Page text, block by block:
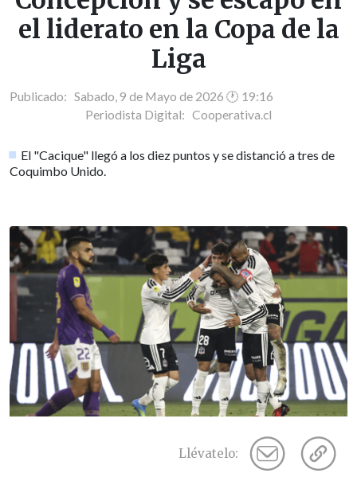
el liderato en la Copa de la
Liga
Publicado: Sabado, 9 de Mayo de 2026 🕐 19:16
Periodista Digital: Cooperativa.cl
El "Cacique" llegó a los diez puntos y se distanció a tres de
Coquimbo Unido.
Llévatelo: